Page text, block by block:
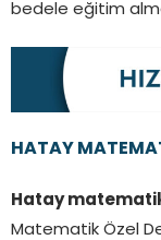
bedele eğitim
HATAY
Hatay
Matematik Özel